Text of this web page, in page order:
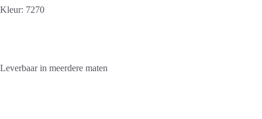
Kleur: 7270
Leverbaar in meerdere maten